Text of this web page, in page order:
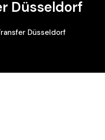
Düsseldorf
Düsseldorf